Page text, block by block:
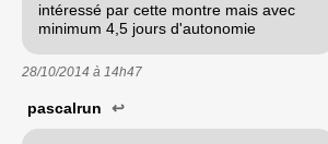
intéressé par cette montre mais avec
minimum 4,5 jours d'autonomie
28/10/2014 à 14h47
pascalrun ↩